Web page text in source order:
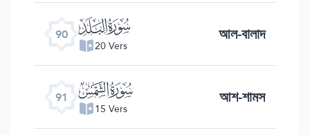
90 ﰇ
20 Vers আল-বালাদ
91 ﰈ
15 Vers আশ-শামস